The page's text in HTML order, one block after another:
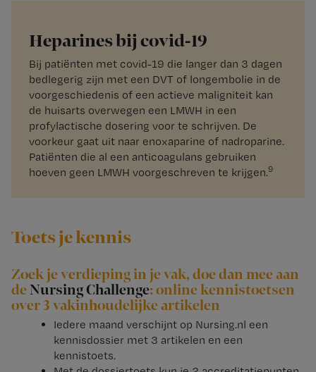
Heparines bij covid-19
Bij patiënten met covid-19 die langer dan 3 dagen
bedlegerig zijn met een DVT of longembolie in de
voorgeschiedenis of een actieve maligniteit kan
de huisarts overwegen een LMWH in een
profylactische dosering voor te schrijven. De
voorkeur gaat uit naar enoxaparine of nadroparine.
Patiënten die al een anticoagulans gebruiken
hoeven geen LMWH voorgeschreven te krijgen.9
Toets je kennis
Zoek je verdieping in je vak, doe dan mee aan
de Nursing Challenge: online kennistoetsen
over 3 vakinhoudelijke artikelen
Iedere maand verschijnt op Nursing.nl een
kennisdossier met 3 artikelen en een
kennistoets.